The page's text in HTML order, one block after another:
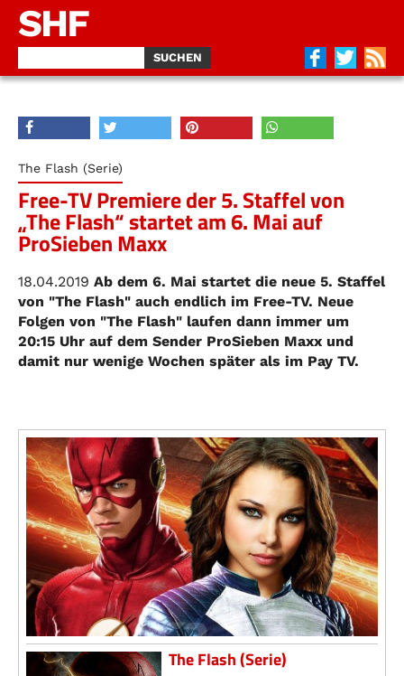
SHF
The Flash (Serie)
Free-TV Premiere der 5. Staffel von
„The Flash“ startet am 6. Mai auf
ProSieben Maxx
18.04.2019 Ab dem 6. Mai startet die neue 5. Staffel
von "The Flash" auch endlich im Free-TV. Neue
Folgen von "The Flash" laufen dann immer um
20:15 Uhr auf dem Sender ProSieben Maxx und
damit nur wenige Wochen später als im Pay TV.
The Flash (Serie)